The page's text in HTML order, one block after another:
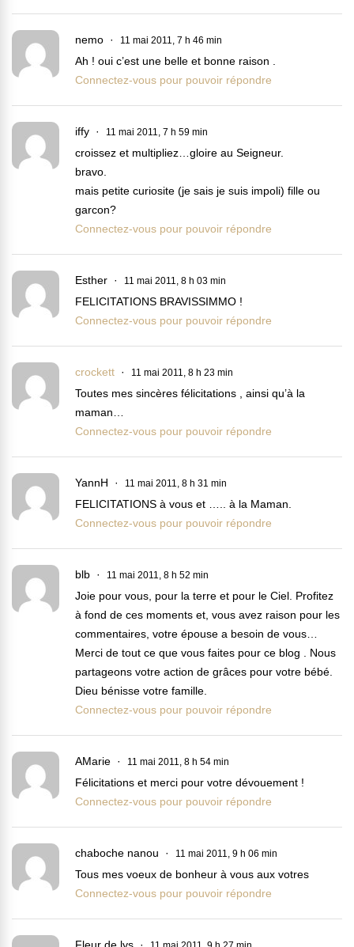
nemo 11 mai 2011, 7 h 46 min
Ah ! oui c’est une belle et bonne raison .
Connectez-vous pour pouvoir répondre
iffy 11 mai 2011, 7 h 59 min
croissez et multipliez…gloire au Seigneur.
bravo.
mais petite curiosite (je sais je suis impoli) fille ou
garcon?
Connectez-vous pour pouvoir répondre
Esther 11 mai 2011, 8 h 03 min
FELICITATIONS BRAVISSIMMO !
Connectez-vous pour pouvoir répondre
crockett 11 mai 2011, 8 h 23 min
Toutes mes sincères félicitations , ainsi qu’à la
maman…
Connectez-vous pour pouvoir répondre
YannH 11 mai 2011, 8 h 31 min
FELICITATIONS à vous et ….. à la Maman.
Connectez-vous pour pouvoir répondre
blb 11 mai 2011, 8 h 52 min
Joie pour vous, pour la terre et pour le Ciel. Profitez
à fond de ces moments et, vous avez raison pour les
commentaires, votre épouse a besoin de vous…
Merci de tout ce que vous faites pour ce blog . Nous
partageons votre action de grâces pour votre bébé.
Dieu bénisse votre famille.
Connectez-vous pour pouvoir répondre
AMarie 11 mai 2011, 8 h 54 min
Félicitations et merci pour votre dévouement !
Connectez-vous pour pouvoir répondre
chaboche nanou 11 mai 2011, 9 h 06 min
Tous mes voeux de bonheur à vous aux votres
Connectez-vous pour pouvoir répondre